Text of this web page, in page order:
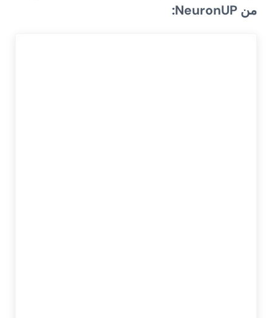
من NeuronUP
: